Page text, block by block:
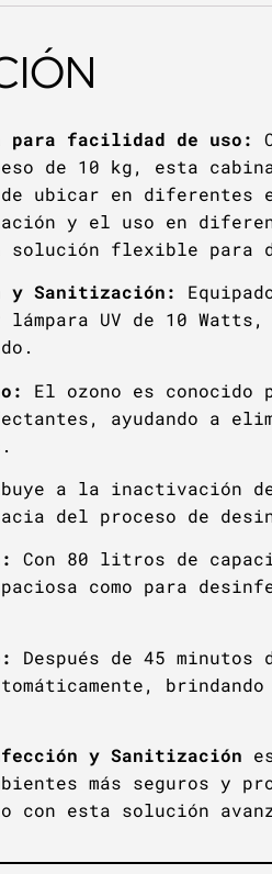
para facilidad de uso:
de 10 kg, esta
ubicar en diferentes
y el uso en
solución flexible para
y Sanitización:
lámpara UV de 10
El ozono es conocido
ayudando a
a la inactivación de
del proceso de
Con 80 litros de
como para
Después de 45
y Sanitización
más seguros y
con esta solución